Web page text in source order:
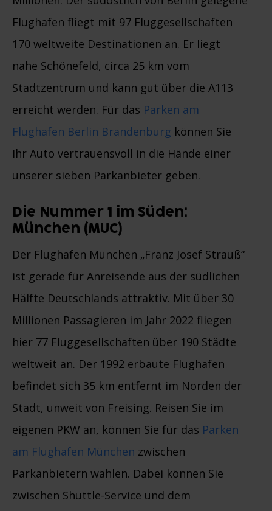
Flughafen fliegt mit 97 Fluggesellschaften
170 weltweite Destinationen an. Er liegt
nahe Schönefeld, circa 25 km vom
Stadtzentrum und kann gut über die A113
erreicht werden. Für das Parken am
Flughafen Berlin Brandenburg können Sie
Ihr Auto vertrauensvoll in die Hände einer
unserer sieben Parkanbieter geben.
Die Nummer 1 im Süden:
München (MUC)
Der Flughafen München „Franz Josef Strauß“
ist gerade für Anreisende aus der südlichen
Hälfte Deutschlands attraktiv. Mit über 30
Millionen Passagieren im Jahr 2022 fliegen
hier 77 Fluggesellschaften über 190 Städte
weltweit an. Der 1992 erbaute Flughafen
befindet sich 35 km entfernt im Norden der
Stadt, unweit von Freising. Reisen Sie im
eigenen PKW an, können Sie für das Parken
am Flughafen München zwischen
Parkanbietern wählen. Dabei können Sie
zwischen Shuttle-Service und dem